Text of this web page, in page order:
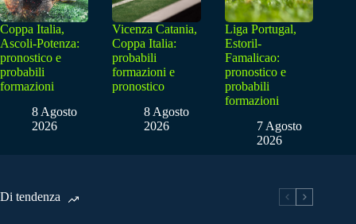
Coppa Italia,
Ascoli-Potenza:
pronostico e
probabili
formazioni
8 Agosto
2026
Vicenza Catania,
Coppa Italia:
probabili
formazioni e
pronostico
8 Agosto
2026
Liga Portugal,
Estoril-
Famalicao:
pronostico e
probabili
formazioni
7 Agosto
2026
Di tendenza